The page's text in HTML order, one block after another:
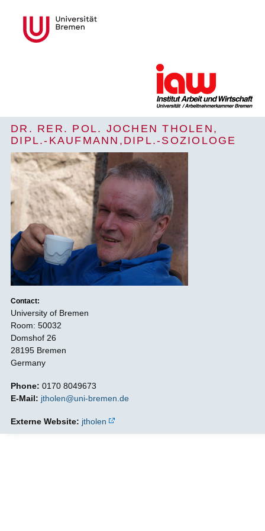
DR. RER. POL. JOCHEN THOLEN,
DIPL.-KAUFMANN,DIPL.-SOZIOLOGE
Contact:
University of Bremen
Room: 50032
Domshof 26
28195 Bremen
Germany
Phone: 0170 8049673
E-Mail: jtholen@uni-bremen.de
Externe Website: jtholen